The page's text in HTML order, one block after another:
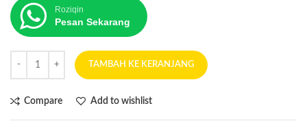
Roziqin
Pesan Sekarang
TAMBAH KE KERANJANG
Compare Add to wishlist